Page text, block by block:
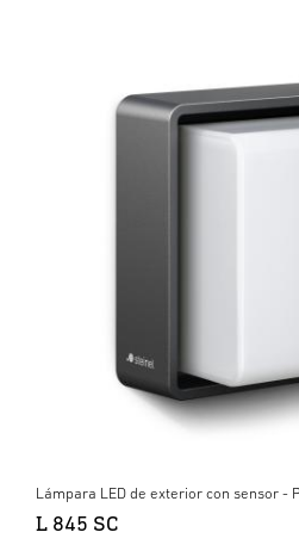
Lámpara LED de exterior con sensor -
L 845 SC